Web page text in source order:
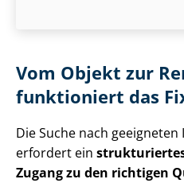
Vom Objekt zur
funktioniert das
Die Suche nach
erfordert ein
Zugang zu den richtigen